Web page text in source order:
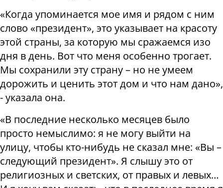
«Когда упоминается мое имя и рядом с ним
слово «президент», это указывает на красоту
этой страны, за которую мы сражаемся изо
дня в день. Вот что меня особенно трогает.
Мы сохранили эту страну – но не умеем
дорожить и ценить этот дом и что нам дано»,
- указала она.
«В последние несколько месяцев было
просто немыслимо: я не могу выйти на
улицу, чтобы кто-нибудь не сказал мне: «Вы –
следующий президент». Я слышу это от
религиозных и светских, от правых и левых…